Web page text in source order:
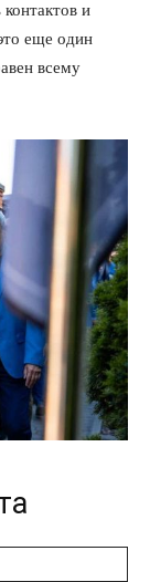
и
еще один
всему